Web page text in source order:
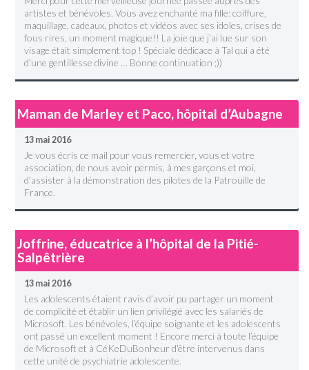
artistes et bénévoles. Vous avez enchanté ma fille: coiffure,
maquillage, cadeaux, photos et vidéos avec ses idoles, crises de
fous rires, un moment magique!! La joie que j’ai lue sur son
visage était simplement top ! Spéciale dédicace à Tal qui a été
d’une gentillesse divine … Bonne continuation ;))
Maman de Marley et Paco, hôpital d’Aubagne
13 mai 2016
Je vous écris ce mail pour vous remercier, vous et votre
association, de nous avoir permis, à mes garçons et moi,
d’assister à la démonstration des pilotes de la Patrouille de
France.
Joffrine, éducatrice à l’hôpital de la Pitié-
Salpêtrière
13 mai 2016
Les adolescents étaient ravis d’avoir pu partager un moment
de complicité et établir un lien privilégié avec les salariés de
Microsoft. Les bénévoles, l’équipe soignante et les adolescents
ont passé un excellent moment ! Encore merci à toute l’équipe
de Microsoft et à CéKeDuBonheur d’être intervenus dans
cette unité de psychiatrie adolescente.